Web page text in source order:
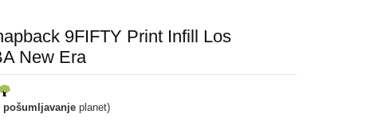
9FIFTY Print Infill Los
New Era
pošumljavanje planet)